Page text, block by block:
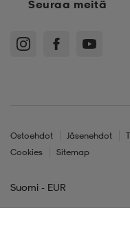
Seuraa meitä
Ostoehdot Jäsenehdot
Cookies
Sitemap
Suomi - EUR